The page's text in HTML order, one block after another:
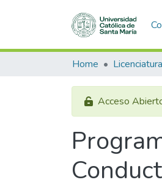
Home Licenciatura
Acceso